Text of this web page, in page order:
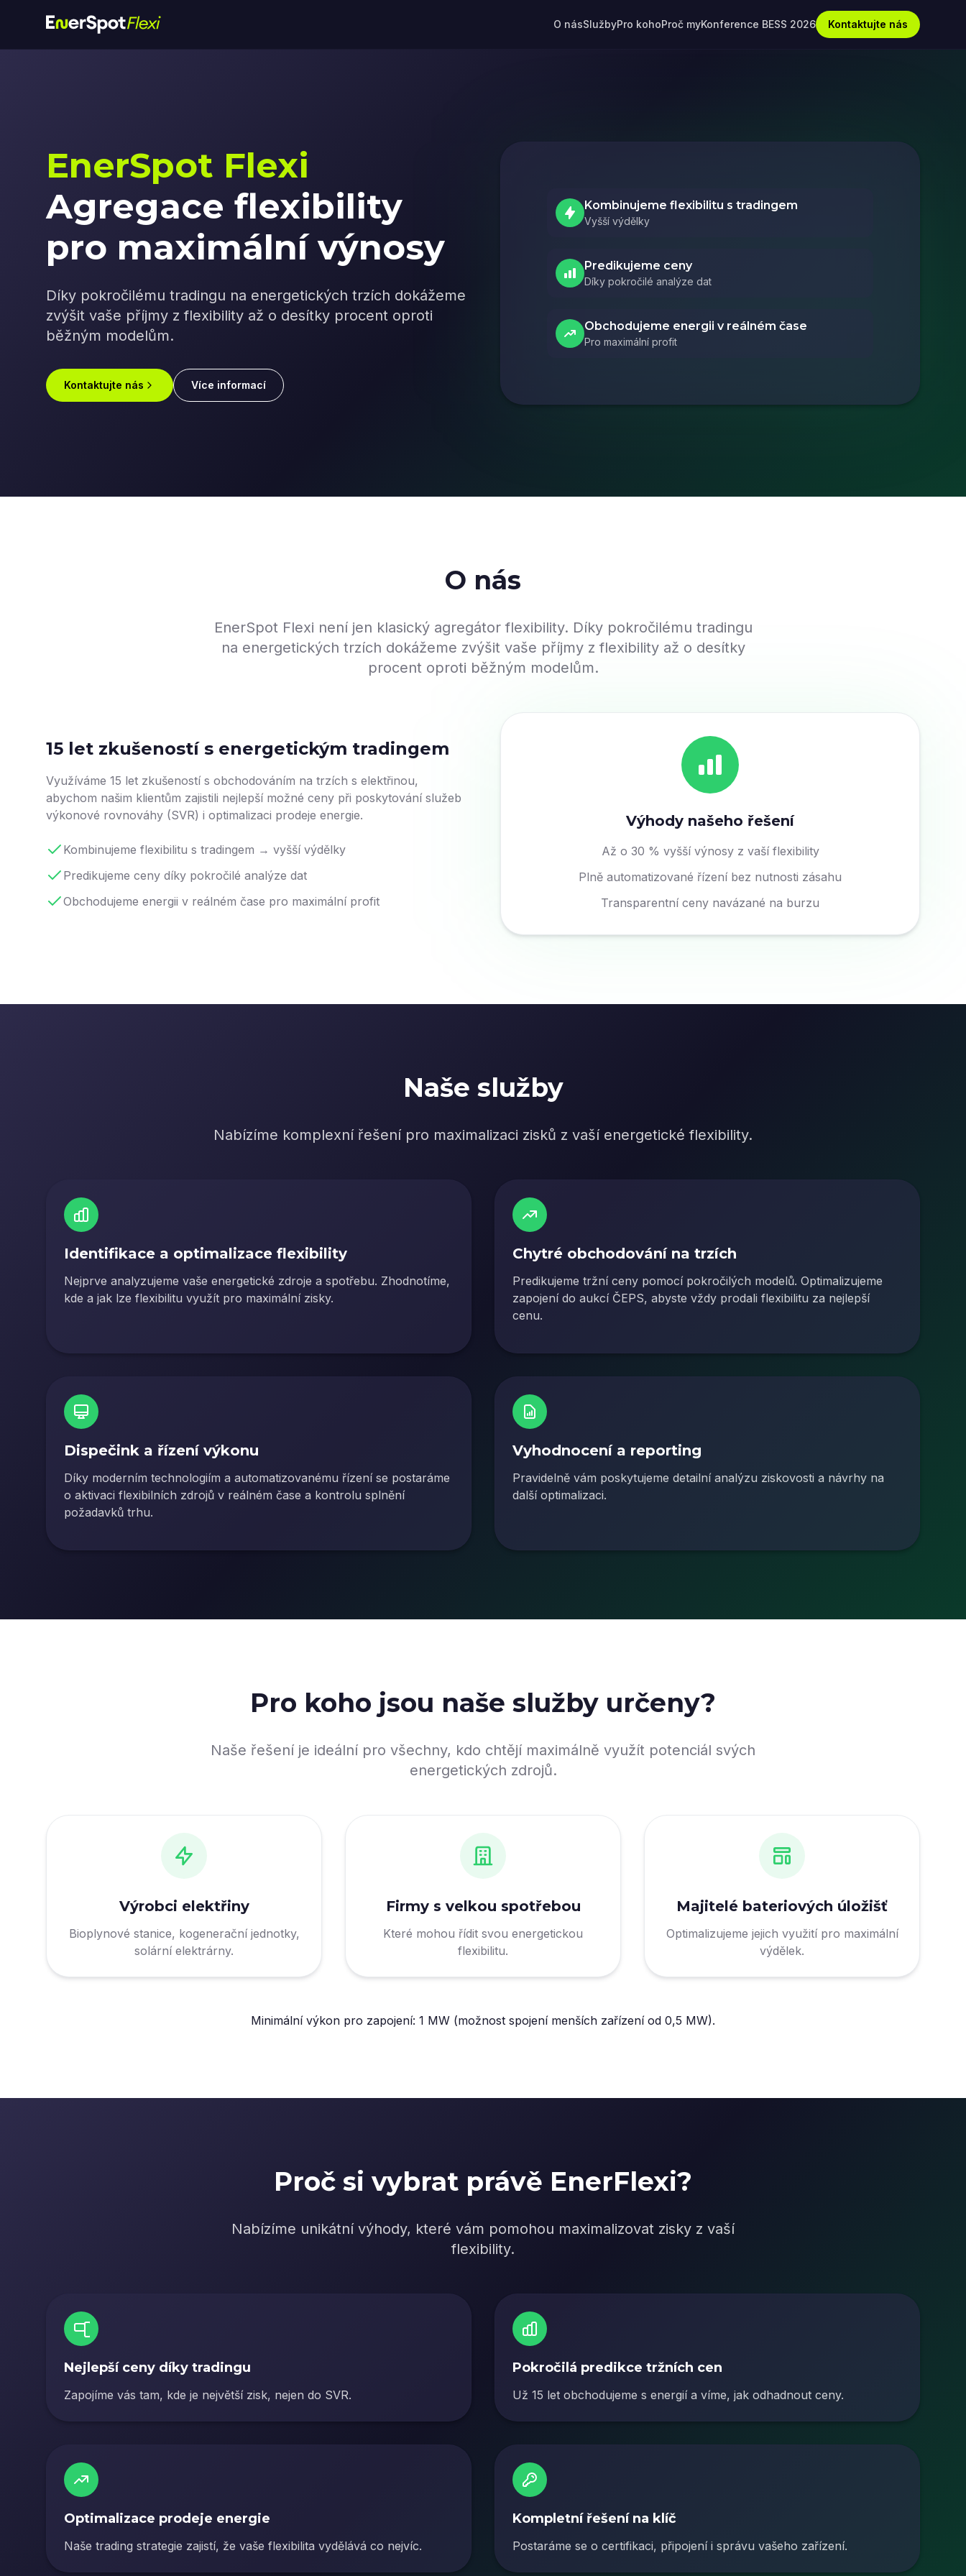
O násSlužbyPro kohoProč myKonference BESS 2026 Kontaktujte nás
EnerSpot Flexi
Agregace flexibility
pro maximální výnosy
Díky pokročilému tradingu na energetických trzích dokážeme
zvýšit vaše příjmy z flexibility až o desítky procent oproti
běžným modelům.
Kontaktujte nás Více informací
Kombinujeme flexibilitu s tradingem
Vyšší výdělky
Predikujeme ceny
Díky pokročilé analýze dat
Obchodujeme energii v reálném čase
Pro maximální profit
O nás
EnerSpot Flexi není jen klasický agregátor flexibility. Díky pokročilému tradingu
na energetických trzích dokážeme zvýšit vaše příjmy z flexibility až o desítky
procent oproti běžným modelům.
15 let zkušeností s energetickým tradingem
Využíváme 15 let zkušeností s obchodováním na trzích s elektřinou,
abychom našim klientům zajistili nejlepší možné ceny při poskytování služeb
výkonové rovnováhy (SVR) i optimalizaci prodeje energie.
Kombinujeme flexibilitu s tradingem → vyšší výdělky
Predikujeme ceny díky pokročilé analýze dat
Obchodujeme energii v reálném čase pro maximální profit
Výhody našeho řešení
Až o 30 % vyšší výnosy z vaší flexibility
Plně automatizované řízení bez nutnosti zásahu
Transparentní ceny navázané na burzu
Naše služby
Nabízíme komplexní řešení pro maximalizaci zisků z vaší energetické flexibility.
Identifikace a optimalizace flexibility
Nejprve analyzujeme vaše energetické zdroje a spotřebu. Zhodnotíme,
kde a jak lze flexibilitu využít pro maximální zisky.
Chytré obchodování na trzích
Predikujeme tržní ceny pomocí pokročilých modelů. Optimalizujeme
zapojení do aukcí ČEPS, abyste vždy prodali flexibilitu za nejlepší
cenu.
Dispečink a řízení výkonu
Díky moderním technologiím a automatizovanému řízení se postaráme
o aktivaci flexibilních zdrojů v reálném čase a kontrolu splnění
požadavků trhu.
Vyhodnocení a reporting
Pravidelně vám poskytujeme detailní analýzu ziskovosti a návrhy na
další optimalizaci.
Pro koho jsou naše služby určeny?
Naše řešení je ideální pro všechny, kdo chtějí maximálně využít potenciál svých
energetických zdrojů.
Výrobci elektřiny
Bioplynové stanice, kogenerační jednotky,
solární elektrárny.
Firmy s velkou spotřebou
Které mohou řídit svou energetickou
flexibilitu.
Majitelé bateriových úložišť
Optimalizujeme jejich využití pro maximální
výdělek.
Minimální výkon pro zapojení: 1 MW (možnost spojení menších zařízení od 0,5 MW).
Proč si vybrat právě EnerFlexi?
Nabízíme unikátní výhody, které vám pomohou maximalizovat zisky z vaší
flexibility.
Nejlepší ceny díky tradingu
Zapojíme vás tam, kde je největší zisk, nejen do SVR.
Pokročilá predikce tržních cen
Už 15 let obchodujeme s energií a víme, jak odhadnout ceny.
Optimalizace prodeje energie
Naše trading strategie zajistí, že vaše flexibilita vydělává co nejvíc.
Kompletní řešení na klíč
Postaráme se o certifikaci, připojení i správu vašeho zařízení.